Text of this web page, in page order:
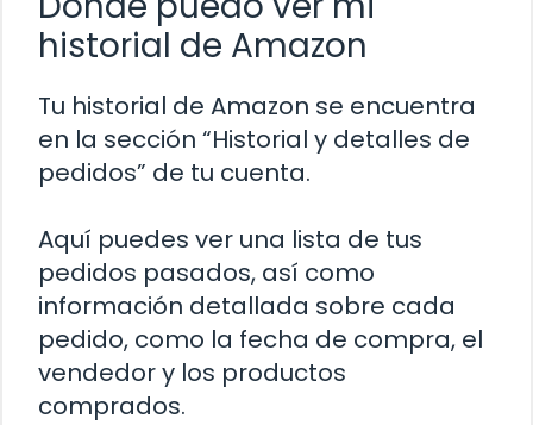
historial de Amazon
Tu historial de Amazon se encuentra
en la sección “Historial y detalles de
pedidos” de tu cuenta.
Aquí puedes ver una lista de tus
pedidos pasados, así como
información detallada sobre cada
pedido, como la fecha de compra, el
vendedor y los productos
comprados.